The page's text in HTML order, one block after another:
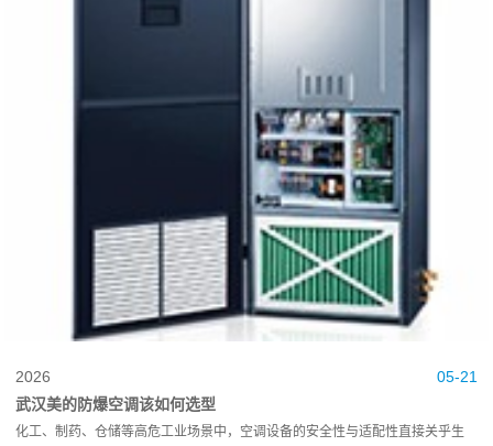
05-21
2026
武汉美的防爆空调该如何选型
化工、制药、仓储等高危工业场景中，空调设备的安全性与适配性直接关乎生